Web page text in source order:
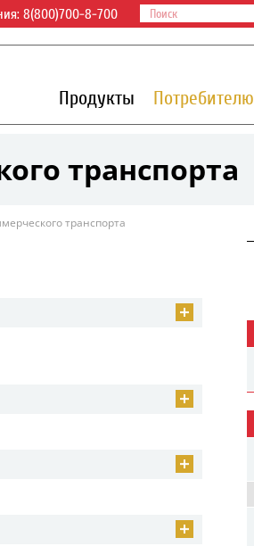
8(800)700-8-700
Продукты Потребителю
транспорта
транспорта